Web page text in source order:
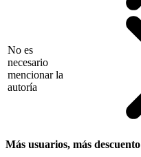
No es
necesario
mencionar la
autoría
Más usuarios, más descuento